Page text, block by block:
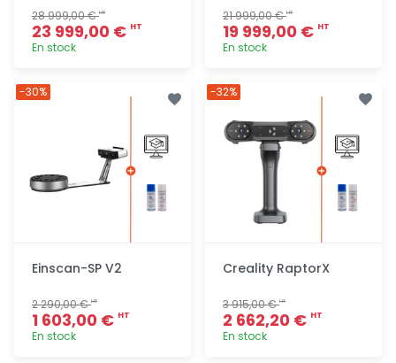
28 999,00 €HT
23 999,00 € HT
En stock
21 999,00 €HT
19 999,00 € HT
En stock
Einscan-SP V2
2 290,00 €HT
1 603,00 € HT
En stock
-30%
Creality RaptorX
3 915,00 €HT
2 662,20 € HT
En stock
-32%